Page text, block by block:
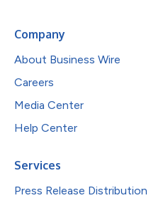
Company
About Business Wire
Careers
Media Center
Help Center
Services
Press Release Distribution